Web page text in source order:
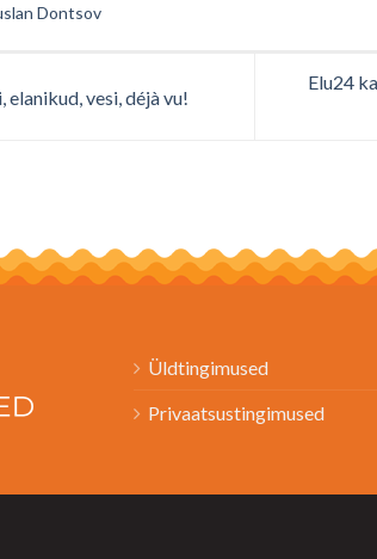
Dontsov
elanikud, vesi, déjà vu!
Elu24
Üldtingimused
Privaatsustingimused